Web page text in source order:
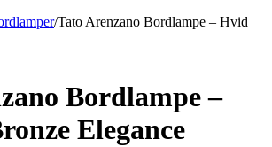
/Tato Arenzano Bordlampe – Hvid
Bordlampe –
Elegance